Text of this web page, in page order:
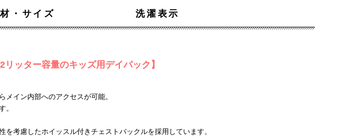
・サイズ 洗濯表示
ッター容量のキッズ用デイパック】
メイン内部へのアクセスが可能。
。
考慮したホイッスル付きチェストバックルを採用しています。